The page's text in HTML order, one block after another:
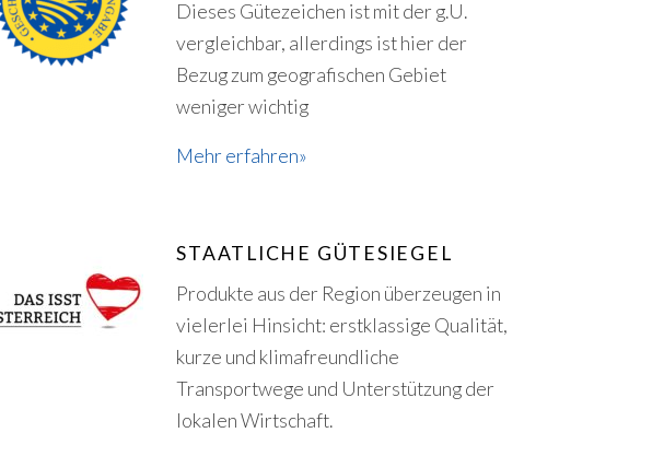
Dieses Gütezeichen ist mit der g.U.
vergleichbar, allerdings ist hier der
Bezug zum geografischen Gebiet
weniger wichtig
Mehr erfahren»
STAATLICHE GÜTESIEGEL
Produkte aus der Region überzeugen in
vielerlei Hinsicht: erstklassige Qualität,
kurze und klimafreundliche
Transportwege und Unterstützung der
lokalen Wirtschaft.